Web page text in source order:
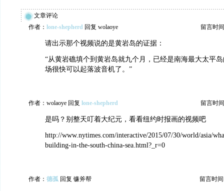
文章评论
作者： lone-shepherd 回复 wolaoye 留言时
请出示那个视频说的是黄岩岛的证据：
“从黄岩礁填个到黄岩岛就九个月，已经是南海最大太平
场很快可以起落波音机了。”
作者：wolaoye 回复 lone-shepherd 留言时
是吗？别整天叮着大纪元，看看纽约时报画的视频吧
http://www.nytimes.com/interactive/2015/07/30/world/asia/
building-in-the-south-china-sea.html?_r=0
作者： 德孤 回复 镰斧帮 留言时间